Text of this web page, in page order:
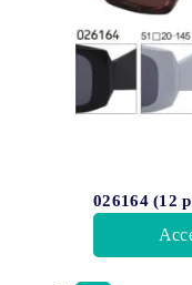
026164 (12